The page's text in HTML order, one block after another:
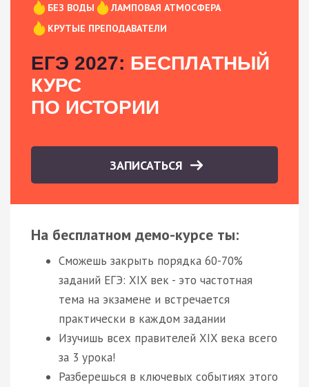
БЕЗ ВОДЫ
ЛАМПОВАЯ АТМОСФЕРА
КРУТЫЕ ПРЕПОДАВАТЕЛИ
ЕГЭ 2027: БЕСПЛАТНЫЙ
КУРС
ПО ИСТОРИИ
ЗАПИСАТЬСЯ
На бесплатном демо-курсе ты:
Сможешь закрыть порядка 60-70%
заданий ЕГЭ: XIX век - это частотная
тема на экзамене и встречается
практически в каждом задании
Изучишь всех правителей XIX века всего
за 3 урока!
Разберешься в ключевых событиях этого